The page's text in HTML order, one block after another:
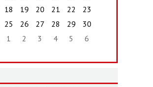
18 19 20 21 22
23
25 26 27 28 29
30
1 2 3 4 5 6